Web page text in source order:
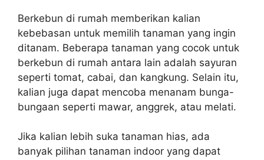
Berkebun di rumah memberikan kalian
kebebasan untuk memilih tanaman yang ingin
ditanam. Beberapa tanaman yang cocok untuk
berkebun di rumah antara lain adalah sayuran
seperti tomat, cabai, dan kangkung. Selain itu,
kalian juga dapat mencoba menanam bunga-
bungaan seperti mawar, anggrek, atau melati.
Jika kalian lebih suka tanaman hias, ada
banyak pilihan tanaman indoor yang dapat